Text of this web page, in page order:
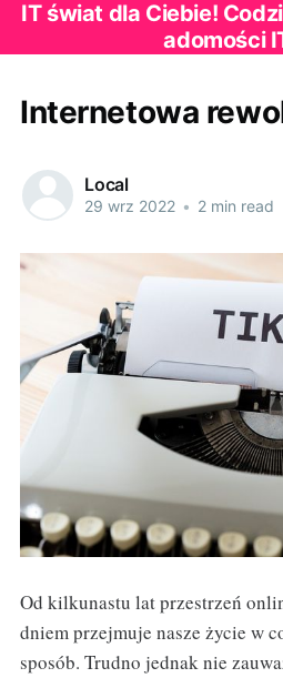
IT świat dla Ciebie!
adomości
Internetowa
Local
29 wrz 2022 • 2 min read
Od kilkunastu lat przestrzeń
dniem przejmuje nasze życie w
sposób. Trudno jednak nie